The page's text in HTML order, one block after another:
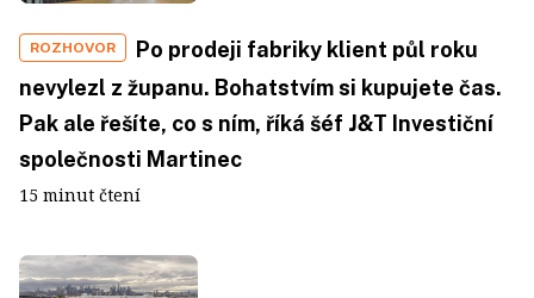
ROZHOVOR
Po prodeji fabriky klient půl roku
nevylezl z županu. Bohatstvím si kupujete čas.
Pak ale řešíte, co s ním, říká šéf J&T Investiční
společnosti Martinec
15 minut čtení